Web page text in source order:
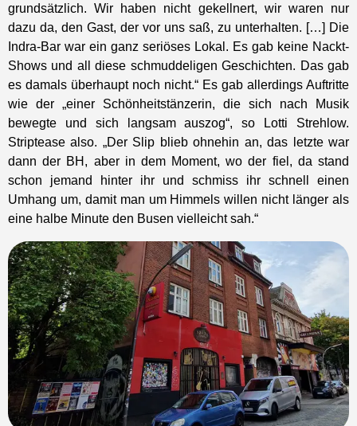
grundsätzlich. Wir haben nicht gekellnert, wir waren nur
dazu da, den Gast, der vor uns saß, zu unterhalten. […] Die
Indra-Bar war ein ganz seriöses Lokal. Es gab keine Nackt-
Shows und all diese schmuddeligen Geschichten. Das gab
es damals überhaupt noch nicht.“ Es gab allerdings Auftritte
wie der „einer Schönheitstänzerin, die sich nach Musik
bewegte und sich langsam auszog“, so Lotti Strehlow.
Striptease also. „Der Slip blieb ohnehin an, das letzte war
dann der BH, aber in dem Moment, wo der fiel, da stand
schon jemand hinter ihr und schmiss ihr schnell einen
Umhang um, damit man um Himmels willen nicht länger als
eine halbe Minute den Busen vielleicht sah.“